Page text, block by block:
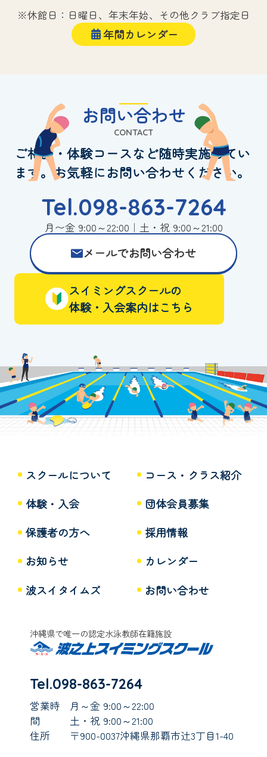
※休館日：日曜日、年末年始、その他クラブ指定日
年間カレンダー
お問い合わせ
CONTACT
ご相談・体験コースなど随時実施してい
ます。お気軽にお問い合わせください。
Tel.098-863-7264
月〜金 9:00～22:00｜土・祝 9:00～21:00
メールでお問い合わせ
スイミングスクールの
体験・入会案内はこちら
スクールについて
コース・クラス紹介
体験・入会
団体会員募集
保護者の方へ
採用情報
お知らせ
カレンダー
波スイタイムズ
お問い合わせ
沖縄県で唯一の認定水泳教師在籍施設
Tel.098-863-7264
営業時
間
月～金 9:00～22:00
土・祝 9:00～21:00
住所
〒900-0037沖縄県那覇市辻3丁目1-40